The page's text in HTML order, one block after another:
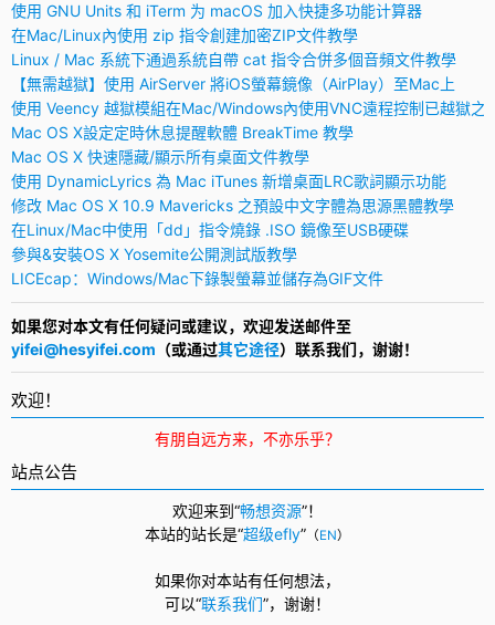
使用 GNU Units 和 iTerm 为 macOS 加入快捷多功能计算器
在Mac/Linux內使用 zip 指令創建加密ZIP文件教學
Linux / Mac 系統下通過系統自帶 cat 指令合併多個音頻文件教學
【無需越獄】使用 AirServer 將iOS螢幕鏡像（AirPlay）至Mac上
使用 Veency 越獄模組在Mac/Windows內使用VNC遠程控制已越獄之
Mac OS X設定定時休息提醒軟體 BreakTime 教學
Mac OS X 快速隱藏/顯示所有桌面文件教學
使用 DynamicLyrics 為 Mac iTunes 新增桌面LRC歌詞顯示功能
修改 Mac OS X 10.9 Mavericks 之預設中文字體為思源黑體教學
在Linux/Mac中使用「dd」指令燒錄 .ISO 鏡像至USB硬碟
參與&安裝OS X Yosemite公開測試版教學
LICEcap：Windows/Mac下錄製螢幕並儲存為GIF文件
如果您对本文有任何疑问或建议，欢迎发送邮件至
yifei@hesyifei.com （或通过其它途径）联系我们，谢谢！
欢迎！
有朋自远方来，不亦乐乎？
站点公告
欢迎来到“畅想资源”！
本站的站长是“超级efly” （EN）
如果你对本站有任何想法，
可以“联系我们”， 谢谢！